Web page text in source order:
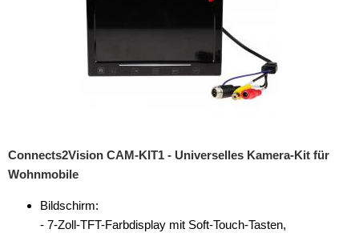
Connects2Vision CAM-KIT1 - Universelles Kamera-Kit für
Wohnmobile
Bildschirm:
- 7-Zoll-TFT-Farbdisplay mit Soft-Touch-Tasten,